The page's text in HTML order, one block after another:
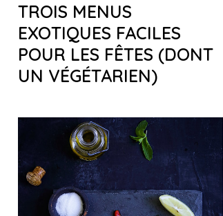
TROIS MENUS
EXOTIQUES FACILES
POUR LES FÊTES (DONT
UN VÉGÉTARIEN)